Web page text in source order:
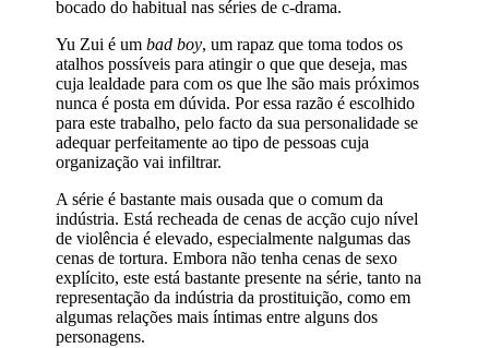
bocado do habitual nas séries de c-drama.
Yu Zui é umbad boy, um rapaz que toma todos os
atalhos possíveis para atingir o que que deseja, mas
cuja lealdade para com os que lhe são mais próximos
nunca é posta em dúvida. Por essa razão é escolhido
para este trabalho, pelo facto da sua personalidade se
adequar perfeitamente ao tipo de pessoas cuja
organização vai infiltrar.
A série é bastante mais ousada que o comum da
indústria. Está recheada de cenas de acção cujo nível
de violência é elevado, especialmente nalgumas das
cenas de tortura. Embora não tenha cenas de sexo
explícito, este está bastante presente na série, tanto na
representação da indústria da prostituição, como em
algumas relações mais íntimas entre alguns dos
personagens.